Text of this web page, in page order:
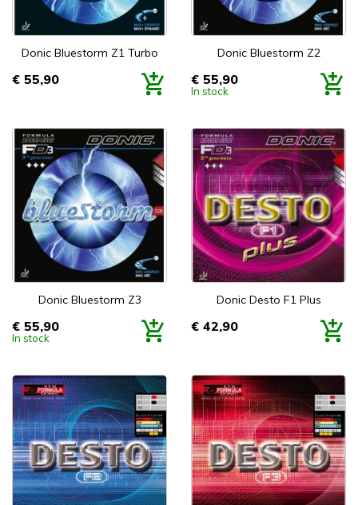
Donic Bluestorm Z1 Turbo
Prijs
€ 55,90
Donic Bluestorm Z2
Prijs
€ 55,90
In stock
Donic Bluestorm Z3
Prijs
€ 55,90
In stock
Donic Desto F1 Plus
Prijs
€ 42,90